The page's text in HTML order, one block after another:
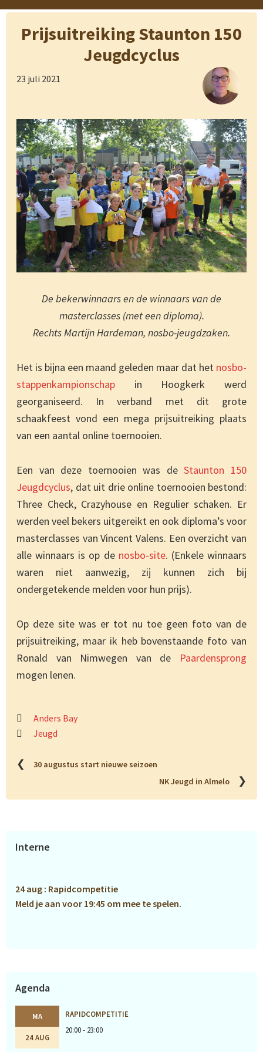
Prijsuitreiking Staunton 150
Jeugdcyclus
23 juli 2021
De bekerwinnaars en de winnaars van de
masterclasses (met een diploma).
Rechts Martijn Hardeman, nosbo-jeugdzaken.
Het is bijna een maand geleden maar dat het nosbo-
stappenkampionschap in Hoogkerk werd
georganiseerd. In verband met dit grote
schaakfeest vond een mega prijsuitreiking plaats
van een aantal online toernooien.
Een van deze toernooien was deStaunton 150
Jeugdcyclus, dat uit drie online toernooien bestond:
Three Check, Crazyhouse en Regulier schaken. Er
werden veel bekers uitgereikt en ook diploma’s voor
masterclasses van Vincent Valens. Een overzicht van
alle winnaars is op de nosbo-site. (Enkele winnaars
waren niet aanwezig, zij kunnen zich bij
ondergetekende melden voor hun prijs).
Op deze site was er tot nu toe geen foto van de
prijsuitreiking, maar ik heb bovenstaande foto van
Ronald van Nimwegen van de Paardensprong
mogen lenen.
Anders Bay
Jeugd
❮
30 augustus start nieuwe seizoen
NK Jeugd in Almelo
❯
Primaire
Interne
24 aug : Rapidcompetitie
Meld je aan voor 19:45 om mee te spelen.
Agenda
MA
24 AUG
RAPIDCOMPETITIE
20:00 - 23:00